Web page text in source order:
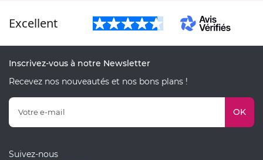
Excellent
Inscrivez-vous à notre Newsletter
Recevez nos nouveautés et nos bons plans !
OK
Suivez-nous